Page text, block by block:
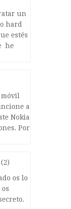
un
hard
estés
he
a
Nokia
Por
os lo